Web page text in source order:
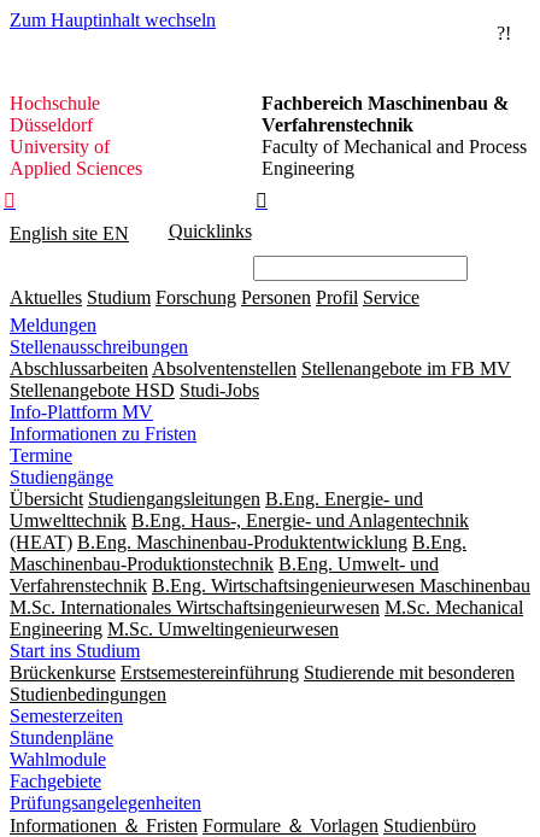
Zum Hauptinhalt wechseln
?!
Hochschule
Düsseldorf
Hochschule
Düsseldorf
University of
Applied Sciences
Fachbereich Maschinenbau &
Verfahrenstechnik
Faculty of Mechanical and Process
Engineering


English site EN Quicklinks
Aktuelles Studium Forschung Personen Profil Service
Meldungen
Stellenausschreibungen
Abschlussarbeiten Absolventenstellen Stellenangebote im FB MV
Stellenangebote HSD Studi-Jobs
Info-Plattform MV
Informationen zu Fristen
Termine
Studiengänge
Übersicht Studiengangsleitungen B.Eng. Energie- und
Umwelttechnik B.Eng. Haus-, Energie- und Anlagentechnik
(HEAT) B.Eng. Maschinenbau-Produktentwicklung B.Eng.
Maschinenbau-Produktionstechnik B.Eng. Umwelt- und
Verfahrenstechnik B.Eng. Wirtschaftsingenieurwesen Maschinenbau
M.Sc. Internationales Wirtschaftsingenieurwesen M.Sc. Mechanical
Engineering M.Sc. Um­welt­ingenieur­wesen
Start ins Studium
Brückenkurse Erstsemestereinführung Studierende mit besonderen
Studienbedingungen
Semesterzeiten
Stundenpläne
Wahlmodule
Fachgebiete
Prüfungsangelegenheiten
Informationen ＆ Fristen Formulare ＆ Vorlagen Studienbüro